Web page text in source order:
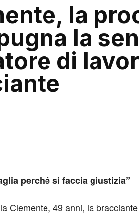
la
la
di
perché si faccia giustizia”
Clemente, 49 anni, la